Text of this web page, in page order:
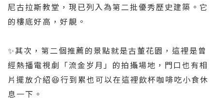
尼古拉斯教堂，現已列入為第二批優秀歷史建築。它
的樓底好高，好靚。
✨️其次，第二個推薦的景點就是古董花園，這裡是曾
經熱播電視劇「流金岁月」的拍攝場地，門口也有相
片擺放介紹😆行到累也可以在這裡飲杯咖啡吃小食休
息一下。